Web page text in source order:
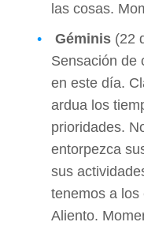
las cosas.
Géminis (22
Sensación de
en este día.
ardua los
prioridades.
entorpezca
sus
tenemos a los
Aliento.